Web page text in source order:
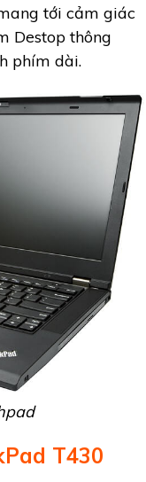
tới cảm giác
Destop thông
phím dài.
T430